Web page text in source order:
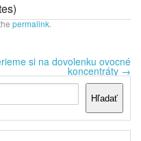
permalink.
si na dovolenku ovocné
koncentráty →
Hľadať